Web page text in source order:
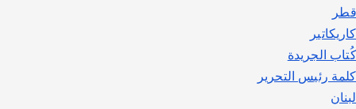
قطر
كاريكاتير
كُتاب الجريدة
كلمة رئيس التحرير
لبنان